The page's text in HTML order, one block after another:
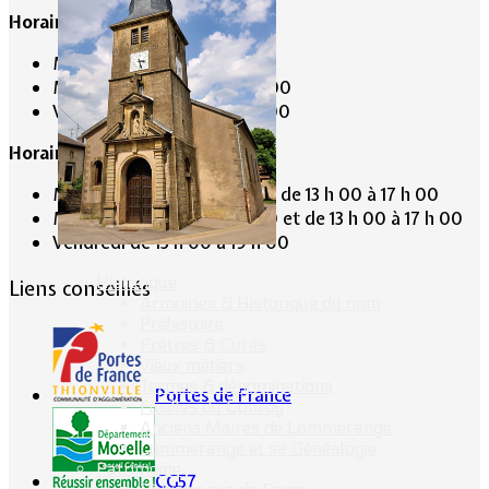
Historique
Armoiries & Historique du nom
Vieux métiers
Termes & dénominations
Fusillés du Conroy
Anciens Maires de Lommerange
Lommerange et sa Généalogie
Patrimoine
Horaire de la Mairie:
Mardi de 10 h 00 à 11 h 00
Mercredi de 14 h 00 à 16 h 00
Vendredi de 17 h 00 à 19 h 00
Horaire du Secrétariat :
Mardi de 9 h 30 à 12 h 30 et de 13 h 00 à 17 h 00
Mercredi de 9 h 30 à 12 h 30 et de 13 h 00 à 17 h 00
Vendredi de 13 h 00 à 19 h 00
Liens conseillés
Portes de France
CG57